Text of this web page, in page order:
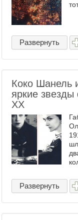
Развернуть
Коко Шанель
яркие
XX
Развернуть